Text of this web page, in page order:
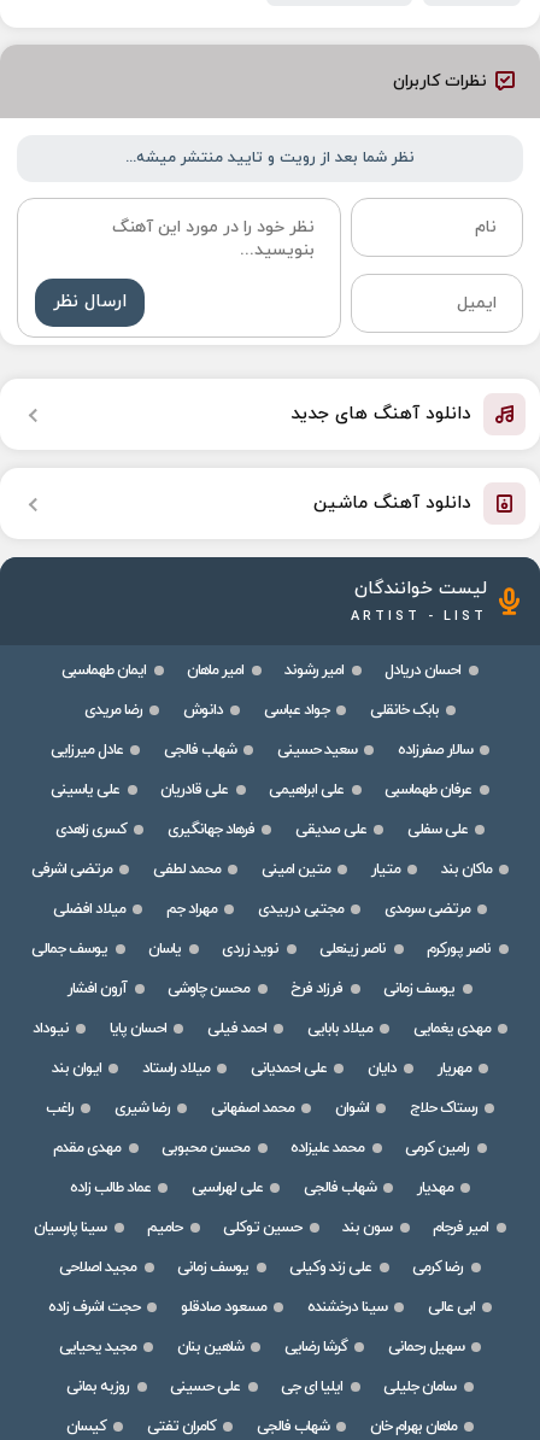
نظرات کاربران
نظر شما بعد از رویت و تایید منتشر میشه...
ارسال نظر
دانلود آهنگ های جدید
دانلود آهنگ ماشین
لیست خوانندگان
ARTIST - LIST
احسان دریادل امیر رشوند امیر ماهان
ایمان طهماسبی
بابک خانقلی
جواد عباسی دانوش
رضا مریدی
سالار صفرزاده
سعید حسینی شهاب فالجی
عادل میرزایی
عرفان طهماسبی
علی ابراهیمی علی قادریان
علی یاسینی
علی سفلی
علی صدیقی فرهاد جهانگیری
کسری زاهدی
ماکان بند
متیار متین امینی محمد لطفی
مرتضی اشرفی
مرتضی سرمدی
مجتبی دربیدی مهراد جم
میلاد افضلی
ناصر پورکرم
ناصر زینعلی نوید زردی یاسان
یوسف جمالی
یوسف زمانی
فرزاد فرخ محسن چاوشی
آرون افشار
مهدی یغمایی
میلاد بابایی احمد فیلی احسان پایا
نیوداد
مهریار
دایان علی احمدیانی میلاد راستاد
ایوان بند
رستاک حلاج
اشوان محمد اصفهانی رضا شیری
راغب
رامین کرمی
محمد علیزاده محسن محبوبی
مهدی مقدم
مهدیار
شهاب فالجی علی لهراسبی
عماد طالب زاده
امیر فرجام
سون بند حسین توکلی حامیم
سینا پارسیان
رضا کرمی
علی زند وکیلی یوسف زمانی
مجید اصلاحی
ابی عالی
سینا درخشنده مسعود صادقلو
حجت اشرف زاده
سهیل رحمانی
گرشا رضایی شاهین بنان
مجید یحیایی
سامان جلیلی
ایلیا ای جی علی حسینی
روزبه بمانی
ماهان بهرام خان
شهاب فالجی کامران تفتی کیسان